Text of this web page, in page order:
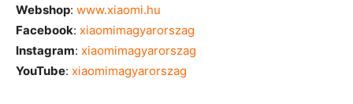
Webshop: www.xiaomi.hu
Facebook: xiaomimagyarorszag
Instagram: xiaomimagyarorszag
YouTube: xiaomimagyarorszag